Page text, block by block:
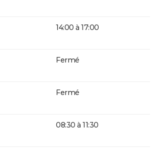
14:00 à 17:00
Fermé
Fermé
08:30 à 11:30